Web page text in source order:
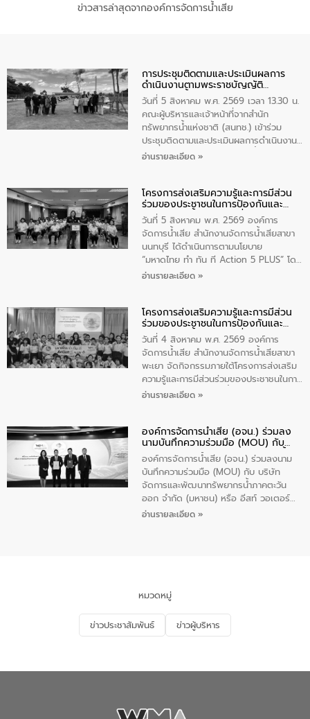
ข่าวสารล่าสุดจากองค์การจัดการน้ำเสีย
การประชุมติดตามและประเมินผลการ
ดำเนินงานตามพระราชบัญญัติ
ทรัพยากรน้ำ พ.ศ. 2561 ประจำ
ปีงบประมาณ พ.ศ. 2569
วันที่ 5 สิงหาคม พ.ศ. 2569 เวลา 13.30 น.
คณะผู้บริหารและเจ้าหน้าที่จากสำนัก
ทรัพยากรน้ำแห่งชาติ (สนทช.) เข้าร่วม
ประชุมติดตามและประเมินผลการดำเนินงาน
ตามพระราชบัญญัติทรัพยากรน้ำ พ.ศ. 2561
วัดสิงห์ จังหวัดชัยนาท โดยมีนายแสงชัย
สุขชื่น นายกเทศมนตรีตำบลวัดสิงห์ คณะผู้
บริหารเทศบาลตำบลวัดสิงห์ ผู้นำชุมชน และ
ประชาชนในพื้นที่เทศบาลตำบลวัดสิงก์ที่มี
ส่วนได้ส่วนเสียในโครงก่อสร้างศูนย์บริหาร
จัดการคุณภาพน้ำเทศบาลตำบลวัดสิงห์
จังหวัดชัยนาท ให้การต้อนรับ
อ่านรายละเอียด »
โครงการส่งเสริมความรู้และการมีส่วน
ร่วมของประชาชนในการป้องกันและ
แก้ไขปัญหาน้ำเสียอย่างยั่งยืน
วันที่ 5 สิงหาคม พ.ศ. 2569 องค์การ
จัดการน้ำเสีย สำนักงานจัดการน้ำเสียสาขา
นนทบุรี ได้ดำเนินการตามนโยบาย
“มหาดไทย ทำ ทัน ที Action 5 PLUS” โดย
จัดโครงการส่งเสริมความรู้และการมีส่วน
“ชุมชนร่วมใจ น้ำใสยั่งยืน” ได้บรรยายให้
ความรู้เกี่ยวกับการจัดการน้ำเสียและการใช้
ถังดักไขมันให้แก่นักเรียนโรงเรียนวัดบ่อ
(นันทวิทยา) เทศบาลนครปากเกร็ด อำเภอ
ปากเกร็ด จังหวัดนนทบุรี จำนวน 30 คน
อ่านรายละเอียด »
โครงการส่งเสริมความรู้และการมีส่วน
ร่วมของประชาชนในการป้องกันและ
แก้ไขปัญหาน้ำเสียอย่างยั่งยืน
วันที่ 4 สิงหาคม พ.ศ. 2569 องค์การ
จัดการน้ำเสีย สำนักงานจัดการน้ำเสียสาขา
พะเยา จัดกิจกรรมภายใต้โครงการส่งเสริม
ความรู้และการมีส่วนร่วมของประชาชนในการ
ป้องกันและแก้ไขปัญหาน้ำเสียอย่างยั่งยืน
ชุมชนและการบำบัดน้ำเสียเบื้องต้น ให้กับ
นักเรียนชั้นประถมศึกษาปีที่ 5 โรงเรียน
เทศบาล 1 (พะเยาประชานุกูล) จำนวน 30
คน
อ่านรายละเอียด »
องค์การจัดการน้ำเสีย (อจน.) ร่วมลง
นามบันทึกความร่วมมือ (MOU) กับ
บริษัท จัดการและพัฒนาทรัพยากรน้ำ
ภาคตะวันออก จำกัด (มหาชน) หรือ อีส
ท์ วอเตอร์
องค์การจัดการน้ำเสีย (อจน.) ร่วมลงนาม
บันทึกความร่วมมือ (MOU) กับ บริษัท
จัดการและพัฒนาทรัพยากรน้ำภาคตะวัน
ออก จำกัด (มหาชน) หรือ อีสท์ วอเตอร์
เมื่อวันอังคารที่ 4 สิงหาคม 2569 ณ ห้อง
ด้านน้ำของประเทศ และเตรียมความพร้อม
รองรับการเติบโตของเมือง รวมถึงการ
ลงทุนในอุตสาหกรรมแห่งอนาคต ตลอดจน
มุ่งตอบโจทย์ความท้าทายจากวิกฤตการ
ในครั้งนี้เป็นการดึงจุดแข็งและความ
(อจน.) มาผสานกับประสบการณ์และ
อ่านรายละเอียด »
หมวดหมู่
ข่าวประชาสัมพันธ์ ข่าวผู้บริหาร